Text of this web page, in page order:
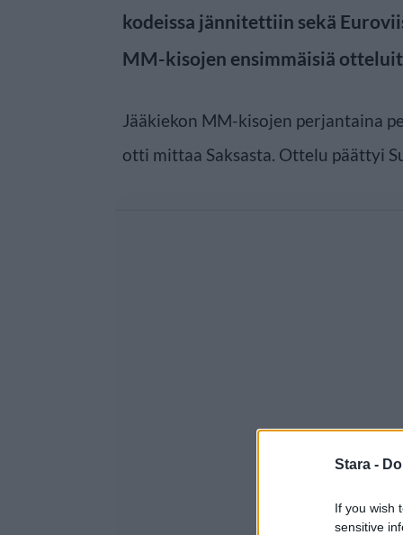
Stara -
If you wish
sensitive
kodeissa jännitettiin sekä
MM-kisojen ensimmäisiä
Jääkiekon MM-kisojen perjantaina
otti mittaa Saksasta. Ottelu päättyi